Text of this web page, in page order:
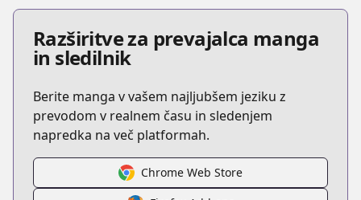
Razširitve za prevajalca manga
in sledilnik
Berite manga v vašem najljubšem jeziku z
prevodom v realnem času in sledenjem
napredka na več platformah.
Chrome Web Store